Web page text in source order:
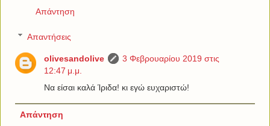
Απάντηση
Απαντήσεις
olivesandolive
3 Φεβρουαρίου 2019 στις
12:47 μ.μ.
Να είσαι καλά Ίριδα! κι εγώ ευχαριστώ!
Απάντηση